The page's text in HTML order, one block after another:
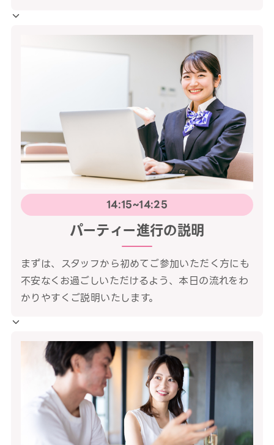
14:15~14:25
パーティー進行の説明
まずは、スタッフから初めてご参加いただく方にも
不安なくお過ごしいただけるよう、本日の流れをわ
かりやすくご説明いたします。